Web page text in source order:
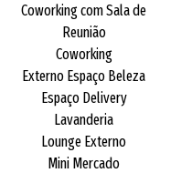
Coworking com Sala de
Reunião
Coworking
Externo Espaço Beleza
Espaço Delivery
Lavanderia
Lounge Externo
Mini Mercado